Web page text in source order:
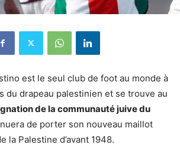
est le seul club de foot au monde à
du drapeau palestinien et se trouve au
de la communauté juive du
de porter son nouveau maillot
la Palestine d’avant 1948.